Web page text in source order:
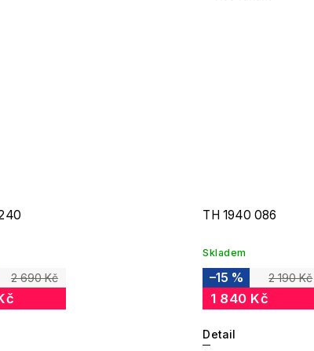
2 690 Kč
TH 1940 086
Skladem
2 190 Kč
–15 %
1 840 Kč
Detail